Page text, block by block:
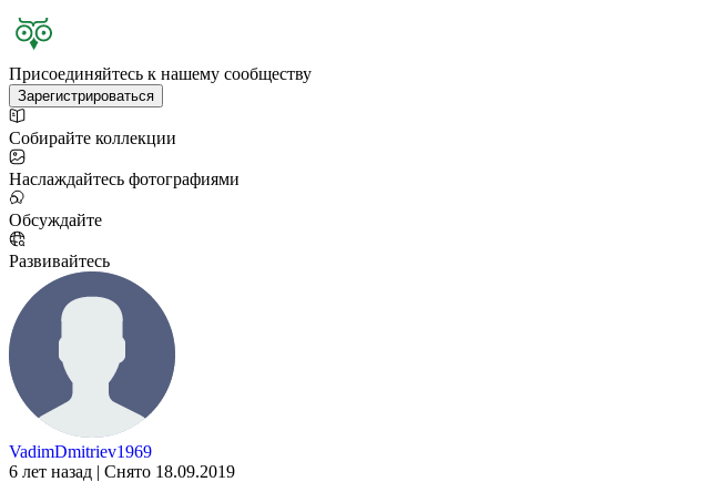
Присоединяйтесь к нашему сообществу
Зарегистрироваться
Собирайте коллекции
Наслаждайтесь фотографиями
Обсуждайте
Развивайтесь
VadimDmitriev1969
6 лет назад | Снято 18.09.2019